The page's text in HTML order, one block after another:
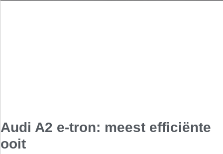
Audi A2 e-tron: meest efficiënte
ooit